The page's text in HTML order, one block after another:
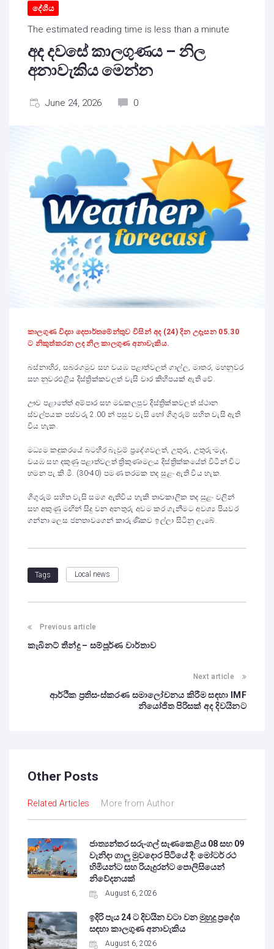
දේශීය
The estimated reading time is less than a minute
අද දවසේ කාලගුණය – නිල
අනාවැකිය මෙන්න
June 24, 2026 0
කාලගුණ විද්‍යා දෙපාර්තමේන්තුව විසින් අද (24) දින උදෑසන 05.30
ට නිකුත්කරන ලද නිල කාලගුණ අනාවැකිය.
බස්නාහිර, සබරගමුව සහ වයඹ පළාත්වලත් ගාල්ල, මාතර, මහනුවර
සහ නුවරඑළිය දිස්ත්‍රික්කවලත් වැසි වාර කිහිපයක් ඇති වේ.
ඌව පළාතේත් අම්පාර සහ මඩකලපුව දිස්ත්‍රික්කවලත් ස්ථාන
ස්වල්පයක පස්වරු 2.00 න් පසුව වැසි හෝ ගිගුරුම් සහිත වැසි ඇති
විය හැක.
මධ්‍යම කඳුකරයේ බටහිර බෑවුම් ප්‍රදේශවලත්, උතුරු, උතුරු-මැද,
වයඹ සහ දකුණු පළාත්වලත් ත්‍රිකුණාමලය දිස්ත්‍රික්කයේත් විටින් විට
හමන පැ.කි.මී. (30-40) පමණ තරමක තද සුළං ඇති විය හැක.
ගිගුරුම් සහිත වැසි සමග ඇතිවිය හැකි තාවකාලික තද සුළං වලින්
සහ අකුණු මඟින් සිදු වන අනතුරු අවම කර ගැනීමට අවශ්‍ය පියවර
ගන්නා ලෙස ජනතාවගෙන් කාරුණිකව ඉල්ලා සිටිනු ලැබේ.
Tags Local news
Previous article
කැබිනට් තීන්දු – සම්පූර්ණ වාර්තාව
Next article
ආර්ථික ප්‍රතිසංස්කරණ සමාලෝචනය කිරීම සඳහා IMF
නියෝජිත පිරිසක් අද දිවයිනට
Other Posts
Related Articles More from Author
ජාත්‍යන්තර සරුංගල් සැණකෙළිය 08 සහ 09
වැනිදා ගාලු මුවදොර පිටියේ දී: මෝටර් රථ
හිමියන්ට සහ රියැදුරන්ට පොලිසියෙන්
නිවේදනයක්
August 6, 2026
ඉදිරි පැය 24 ට දිවයින වටා වන මුහුදු ප්‍රදේශ
සඳහා කාලගුණ අනාවැකිය
August 6, 2026